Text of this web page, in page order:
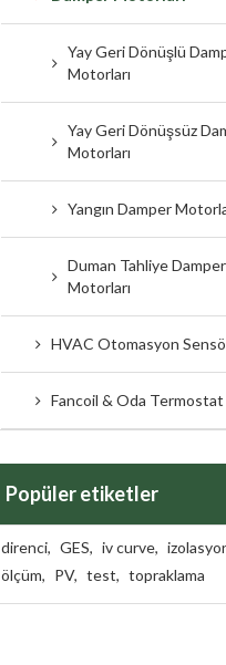
Yay Geri Dönüşlü
Motorları
Yay Geri Dönüşsüz
Motorları
Yangın Damper
Duman Tahliye Damper
Motorları
HVAC Otomasyon
Fancoil & Oda Termostat
Popüler etiketler
direnci, GES, iv curve,
ölçüm, PV, test, topraklama